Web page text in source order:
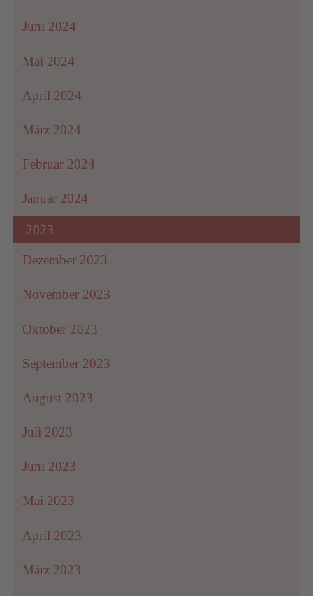
Juni 2024
Mai 2024
April 2024
März 2024
Februar 2024
Januar 2024
2023
Dezember 2023
November 2023
Oktober 2023
September 2023
August 2023
Juli 2023
Juni 2023
Mai 2023
April 2023
März 2023